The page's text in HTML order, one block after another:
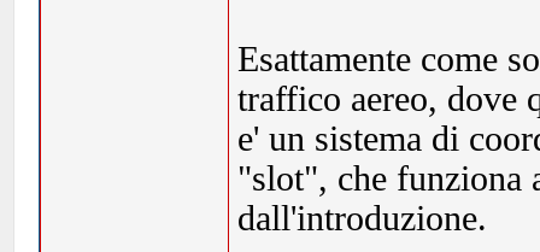
Esattamente come
traffico aereo, dove
e' un sistema di
"slot", che funziona
dall'introduzione.